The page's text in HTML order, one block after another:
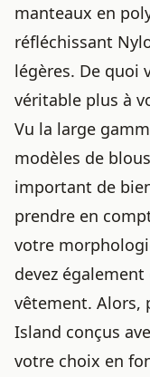
manteaux en
réfléchissant
légères. De quoi
véritable plus à
Vu la large
modèles de
important de
prendre en
votre
devez
vêtement. Alors,
Island conçus
votre choix en